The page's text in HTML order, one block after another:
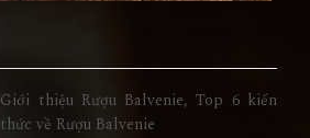
Giới thiệu Rượu Balvenie, Top 6 kiến
thức về Rượu Balvenie